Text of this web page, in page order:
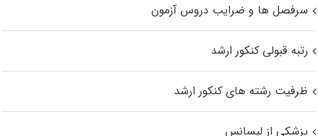
سرفصل ها و ضرایب دروس آزمون
رتبه قبولی کنکور ارشد
ظرفیت رشته های کنکور ارشد
پزشکی از لیسانس